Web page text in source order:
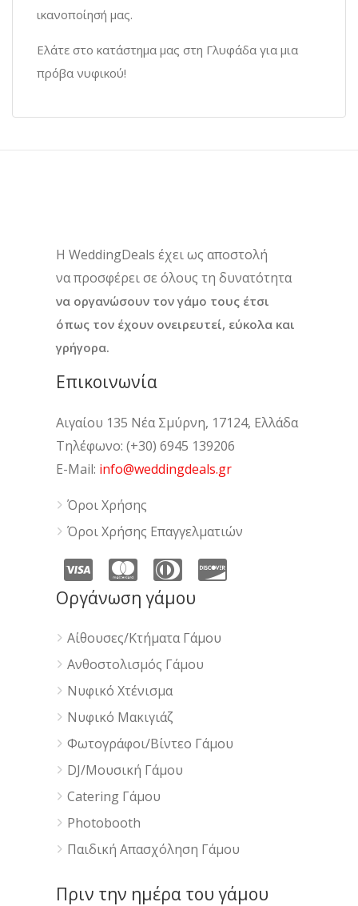
ικανοποίησή μας.
Ελάτε στο κατάστημα μας στη Γλυφάδα για μια
πρόβα νυφικού!
H WeddingDeals έχει ως αποστολή
να προσφέρει σε όλους τη δυνατότητα
να οργανώσουν τον γάμο τους έτσι
όπως τον έχουν ονειρευτεί, εύκολα και
γρήγορα.
Επικοινωνία
Αιγαίου 135 Νέα Σμύρνη, 17124, Ελλάδα
Τηλέφωνο: (+30) 6945 139206
E-Mail: info@weddingdeals.gr
Όροι Χρήσης
Όροι Χρήσης Επαγγελματιών
Οργάνωση γάμου
Αίθουσες/Κτήματα Γάμου
Ανθοστολισμός Γάμου
Νυφικό Χτένισμα
Νυφικό Μακιγιάζ
Φωτογράφοι/Βίντεο Γάμου
DJ/Μουσική Γάμου
Catering Γάμου
Photobooth
Παιδική Απασχόληση Γάμου
Πριν την ημέρα του γάμου